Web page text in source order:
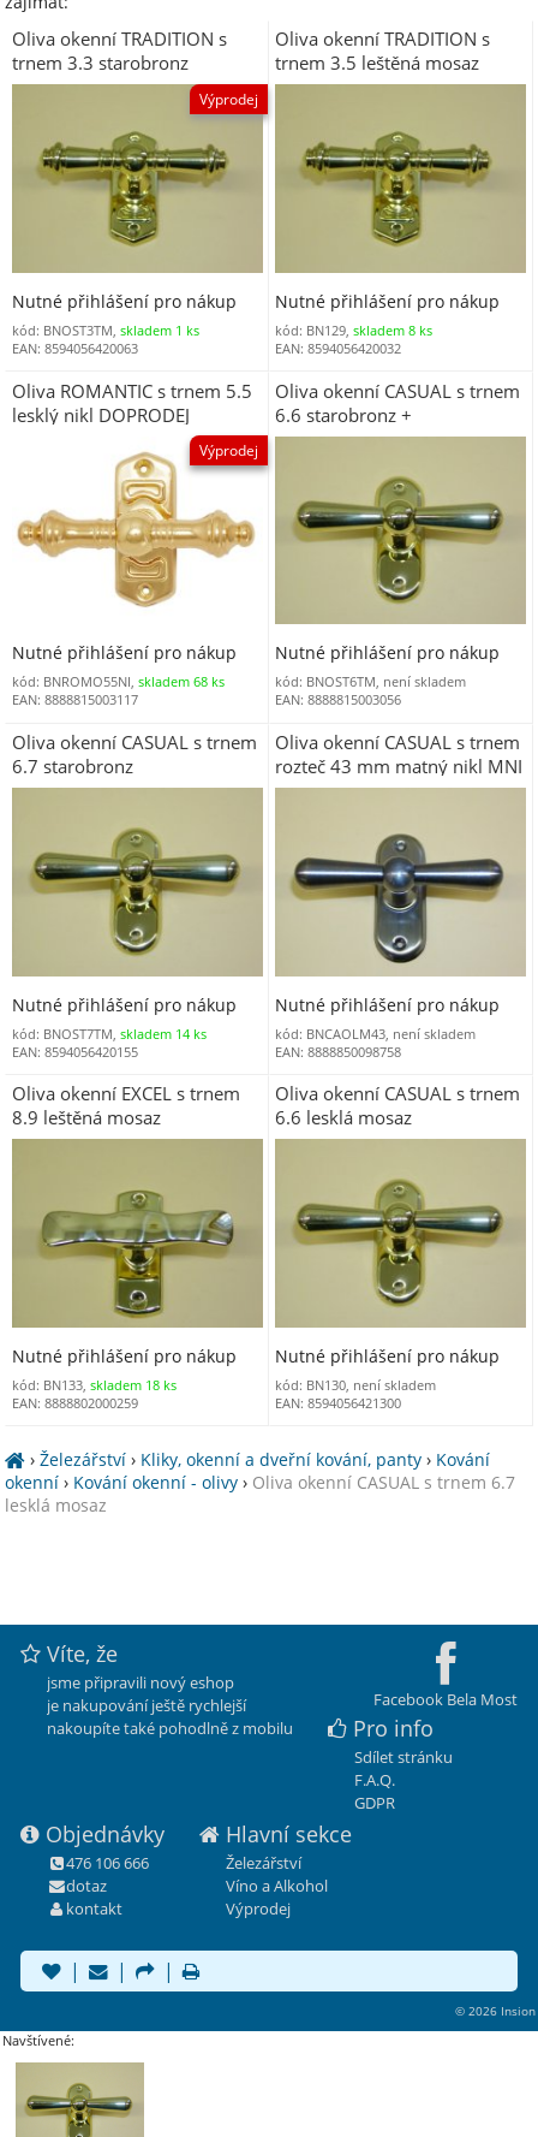
Oliva okenní TRADITION s
trnem 3.3 starobronz
DOPRODEJ
Výprodej
Nutné přihlášení pro nákup
kód: BNOST3TM, skladem 1 ks
EAN: 8594056420063
Oliva okenní TRADITION s
trnem 3.5 leštěná mosaz
Nutné přihlášení pro nákup
kód: BN129,skladem 8 ks
EAN: 8594056420032
Oliva ROMANTIC s trnem 5.5
lesklý nikl DOPRODEJ
Výprodej
Nutné přihlášení pro nákup
kód: BNROMO55NI, skladem 68 ks
EAN: 8888815003117
Oliva okenní CASUAL s trnem
6.6 starobronz +
Nutné přihlášení pro nákup
kód: BNOST6TM, není skladem
EAN: 8888815003056
Oliva okenní CASUAL s trnem
6.7 starobronz
Nutné přihlášení pro nákup
kód: BNOST7TM, skladem 14 ks
EAN: 8594056420155
Oliva okenní CASUAL s trnem
rozteč 43 mm matný nikl MNI
Nutné přihlášení pro nákup
kód: BNCAOLM43, není skladem
EAN: 8888850098758
Oliva okenní EXCEL s trnem
8.9 leštěná mosaz
Nutné přihlášení pro nákup
kód: BN133, skladem 18 ks
EAN: 8888802000259
Oliva okenní CASUAL s trnem
6.6 lesklá mosaz
Nutné přihlášení pro nákup
kód: BN130, není skladem
EAN: 8594056421300
›Železářství › Kliky, okenní a dveřní kování, panty › Kování
okenní › Kování okenní - olivy › Oliva okenní CASUAL s trnem 6.7
lesklá mosaz
Facebook Bela Most
Víte, že
jsme připravili nový eshop
je nakupování ještě rychlejší
nakoupíte také pohodlně z mobilu
Pro info
Sdílet stránku
F.A.Q.
GDPR
Objednávky
476 106 666
dotaz
kontakt
Hlavní sekce
Železářství
Víno a Alkohol
Výprodej
| | |
© 2026 Insion
Navštívené: